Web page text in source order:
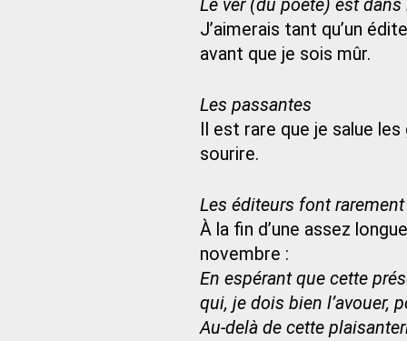
Le ver (du poète) est
J’aimerais tant qu’un
avant que je sois mûr.
Les passantes
Il est rare que je salue
sourire.
Les éditeurs font
À la fin d’une assez
novembre :
En espérant que cette
qui, je dois bien l’avouer,
Au-delà de cette